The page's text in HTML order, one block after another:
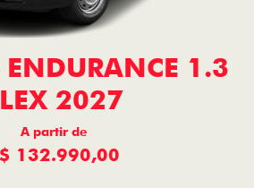
1.3
2027
A partir de
132.990,00